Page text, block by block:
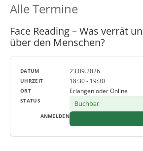
Alle Termine
Face Reading – Was verrät
über den Menschen?
23.09.2026
18:30 - 19:30
Erlangen oder Online
Buchbar